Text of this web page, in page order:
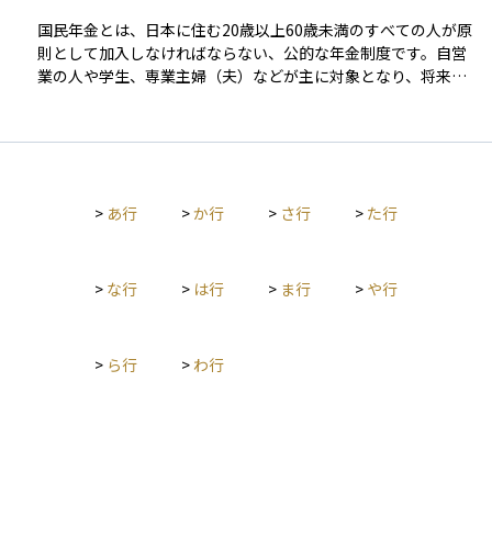
の保険料納付が必要です。納付期間が不足すると、その分減額
されます。 また、年金額は毎年の物価や賃金水準に応じて見直
しされます。繰上げ受給（60～64歳）を選択すると減額され、
繰下げ受給（66～75歳）を選択すると増額される仕組みになっ
国民年金とは、日本に住む20歳以上60歳未満のすべての人が原
則として加入しなければならない、公的な年金制度です。自営
業の人や学生、専業主婦（夫）などが主に対象となり、将来の
族基礎年金」なども含まれています。毎月一定の保険料を支払
> あ行 >か行 > さ行 > た行
> な行 > は行 > ま行 > や行
> ら行 > わ行